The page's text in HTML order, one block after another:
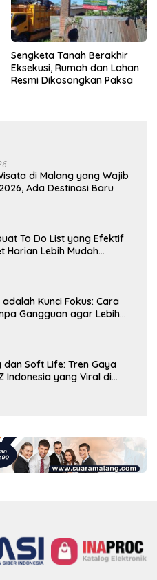
Sengketa Tanah Berakhir
Eksekusi, Rumah dan Lahan
Resmi Dikosongkan Paksa
di Malang yang Wajib
Ada Destinasi Baru
To Do List yang Efektif
Harian Lebih Mudah
Kunci Fokus: Cara
Gangguan agar Lebih
dan Soft Life: Tren Gaya
Indonesia yang Viral di